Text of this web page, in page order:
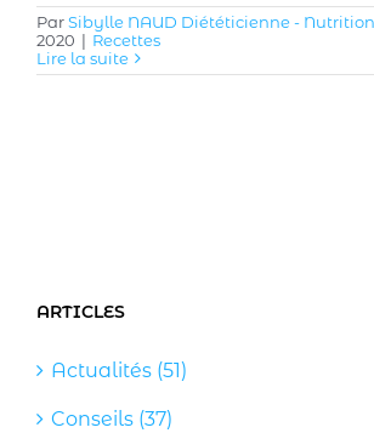
ParSibylle NAUD Diététicienne -
2020 | Recettes
Lire la suite
ARTICLES
Actualités (51)
Conseils (37)